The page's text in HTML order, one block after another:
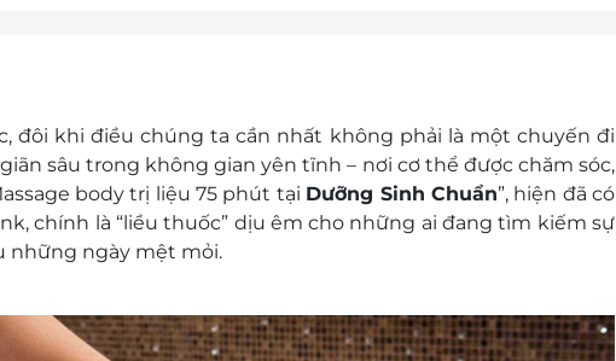
lúc với các chương trình khuyến mại khác
đôi khi điều chúng ta cần nhất không phải là một chuyến đi
sâu trong không gian yên tĩnh – nơi cơ thể được chăm sóc,
body trị liệu 75 phút tại Dưỡng Sinh Chuẩn”, hiện đã có
chính là “liều thuốc” dịu êm cho những ai đang tìm kiếm sự
những ngày mệt mỏi.